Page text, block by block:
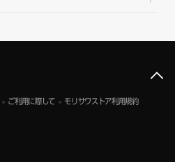
ご利用に際して モリサワストア利用規約